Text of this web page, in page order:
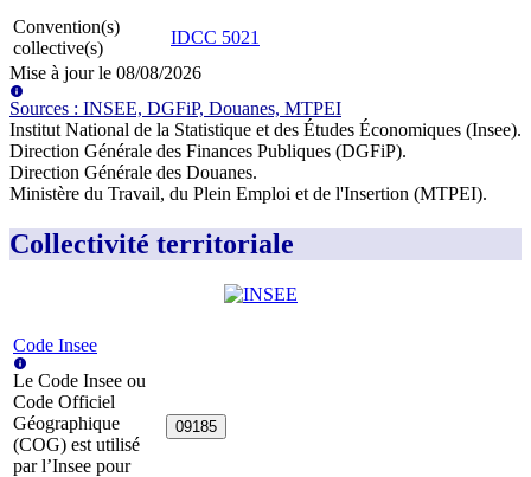
Convention(s)
collective(s)
IDCC 5021
Mise à jour le 08/08/2026
Sources : INSEE, DGFiP, Douanes, MTPEI
Institut National de la Statistique et des Études Économiques (Insee).
Direction Générale des Finances Publiques (DGFiP).
Direction Générale des Douanes.
Ministère du Travail, du Plein Emploi et de l'Insertion (MTPEI).
Collectivité territoriale
Code Insee
Le Code Insee ou
Code Officiel
Géographique
(COG) est utilisé
par l’Insee pour
09185